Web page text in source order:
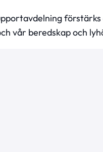
vår beredskap och